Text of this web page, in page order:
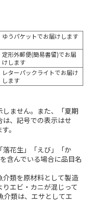
ゆうパケットでお届けします
定形外郵便(簡易書留)でお届
けします
レターパックライトでお届け
します
ません。また、「夏期
、記号での表示はせ
。
花生」「えび」「か
含んでいる場合に品目名
類を原材料として製造
エビ・カニが混じって
介類は、エサとしてエ